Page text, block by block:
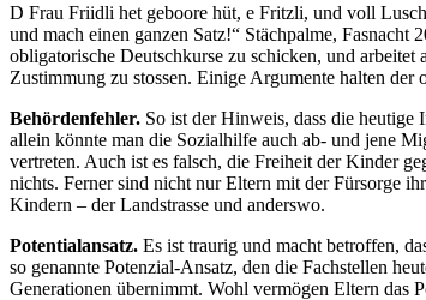
D Frau Friidli het geboore hüt, e Fritzli, und voll
und mach einen ganzen Satz!“ Stächpalme,
obligatorische Deutschkurse zu schicken, und
Zustimmung zu stossen. Einige Argumente halten
Behördenfehler. So ist der Hinweis, dass die
allein könnte man die Sozialhilfe auch ab- und jene
vertreten. Auch ist es falsch, die Freiheit der Kinder
nichts. Ferner sind nicht nur Eltern mit der Fürsorge
Kindern – der Landstrasse und anderswo.
Potentialansatz. Es ist traurig und macht betroffen,
so genannte Potenzial-Ansatz, den die Fachstellen
Generationen übernimmt. Wohl vermögen Eltern das